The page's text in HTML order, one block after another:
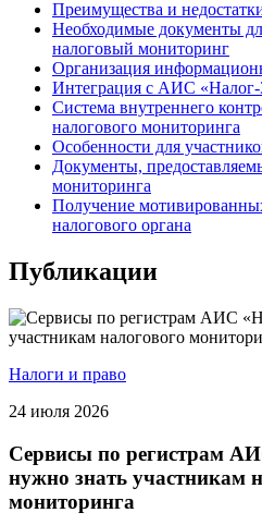
Преимущества и
Необходимые документы
налоговый мониторинг
Организация
Интеграция с АИС «Налог-
Система внутреннего
налогового мониторинга
Особенности для
Документы,
мониторинга
Получение
налогового органа
Публикации
Налоги и право
24 июля 2026
Сервисы по регистрам
нужно знать участникам
мониторинга